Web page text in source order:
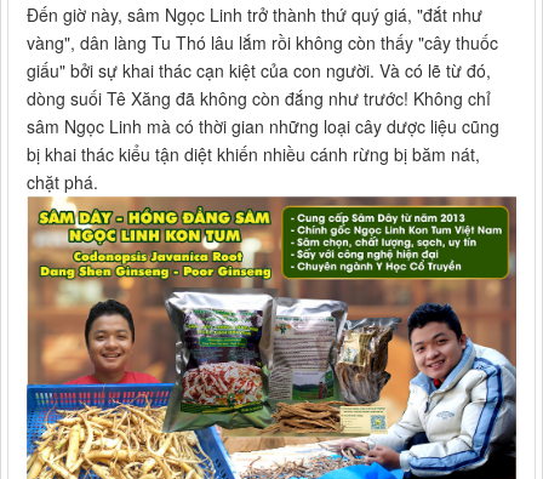
Đến giờ này, sâm Ngọc Linh trở thành thứ quý giá, "đắt như
vàng", dân làng Tu Thó lâu lắm rồi không còn thấy "cây thuốc
giấu" bởi sự khai thác cạn kiệt của con người. Và có lẽ từ đó,
dòng suối Tê Xăng đã không còn đắng như trước! Không chỉ
sâm Ngọc Linh mà có thời gian những loại cây dược liệu cũng
bị khai thác kiểu tận diệt khiến nhiều cánh rừng bị băm nát,
chặt phá.